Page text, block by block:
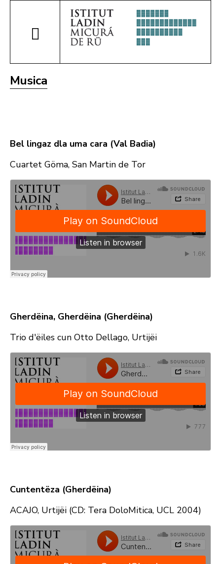
Musica
Bel lingaz dla uma cara (Val Badia)
Cuartet Göma, San Martin de Tor
Gherdëina, Gherdëina (Gherdëina)
Trio d'ëiles cun Otto Dellago, Urtijëi
Cuntentëza (Gherdëina)
ACAJO, Urtijëi (CD: Tera DoloMitica, UCL 2004)